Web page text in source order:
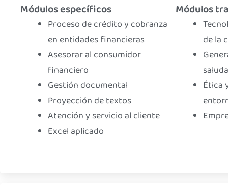
Módulos específicos
Proceso de crédito y cobranza
en entidades financieras
Asesorar al consumidor
financiero
Gestión documental
Proyección de textos
Atención y servicio al cliente
Excel aplicado
Módulos
de la
Ética